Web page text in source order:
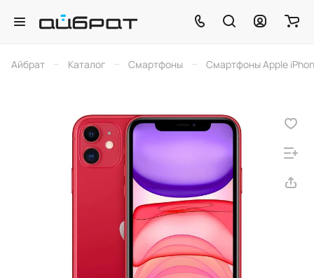
Айбрат – Каталог – Смартфоны – Смартфоны Apple